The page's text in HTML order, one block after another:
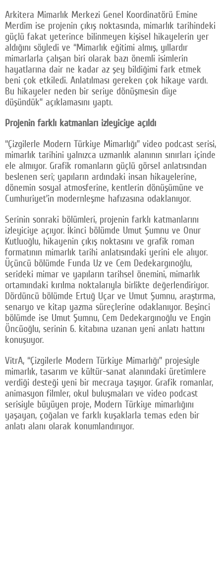
Arkitera Mimarlık Merkezi Genel Koordinatörü Emine
Merdim ise projenin çıkış noktasında, mimarlık tarihindeki
güçlü fakat yeterince bilinmeyen kişisel hikayelerin yer
aldığını söyledi ve “Mimarlık eğitimi almış, yıllardır
mimarlarla çalışan biri olarak bazı önemli isimlerin
hayatlarına dair ne kadar az şey bildiğimi fark etmek
beni çok etkiledi. Anlatılması gereken çok hikaye vardı.
Bu hikayeler neden bir seriye dönüşmesin diye
düşündük” açıklamasını yaptı.
Projenin farklı katmanları izleyiciye açıldı
“Çizgilerle Modern Türkiye Mimarlığı” video podcast serisi,
mimarlık tarihini yalnızca uzmanlık alanının sınırları içinde
ele almıyor. Grafik romanların güçlü görsel anlatısından
beslenen seri; yapıların ardındaki insan hikayelerine,
dönemin sosyal atmosferine, kentlerin dönüşümüne ve
Cumhuriyet’in modernleşme hafızasına odaklanıyor.
Serinin sonraki bölümleri, projenin farklı katmanlarını
izleyiciye açıyor. İkinci bölümde Umut Şumnu ve Onur
Kutluoğlu, hikayenin çıkış noktasını ve grafik roman
formatının mimarlık tarihi anlatısındaki yerini ele alıyor.
Üçüncü bölümde Funda Uz ve Cem Dedekargınoğlu,
serideki mimar ve yapıların tarihsel önemini, mimarlık
ortamındaki kırılma noktalarıyla birlikte değerlendiriyor.
Dördüncü bölümde Ertuğ Uçar ve Umut Şumnu, araştırma,
senaryo ve kitap yazma süreçlerine odaklanıyor. Beşinci
bölümde ise Umut Şumnu, Cem Dedekargınoğlu ve Engin
Öncüoğlu, serinin 6. kitabına uzanan yeni anlatı hattını
konuşuyor.
VitrA, “Çizgilerle Modern Türkiye Mimarlığı” projesiyle
mimarlık, tasarım ve kültür-sanat alanındaki üretimlere
verdiği desteği yeni bir mecraya taşıyor. Grafik romanlar,
animasyon filmler, okul buluşmaları ve video podcast
serisiyle büyüyen proje, Modern Türkiye mimarlığını
yaşayan, çoğalan ve farklı kuşaklarla temas eden bir
anlatı alanı olarak konumlandırıyor.